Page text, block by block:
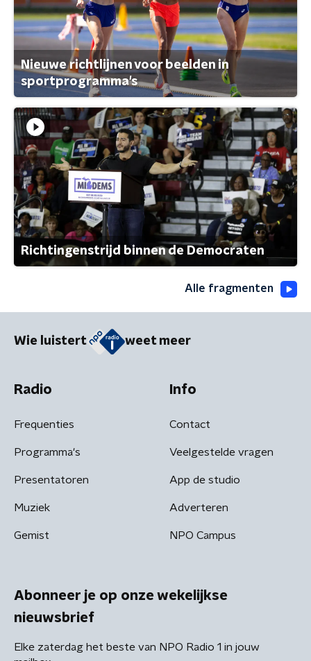
Nieuwe richtlijnen voor beelden in
sportprogramma's
Richtingenstrijd binnen de Democraten
Alle fragmenten
Wie luistert weet meer
Radio
Frequenties
Programma's
Presentatoren
Muziek
Gemist
Info
Contact
Veelgestelde vragen
App de studio
Adverteren
NPO Campus
Abonneer je op onze wekelijkse
nieuwsbrief
Elke zaterdag het beste van NPO Radio 1 in jouw